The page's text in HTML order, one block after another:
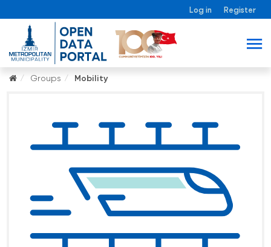
Log in Register
Groups Mobility